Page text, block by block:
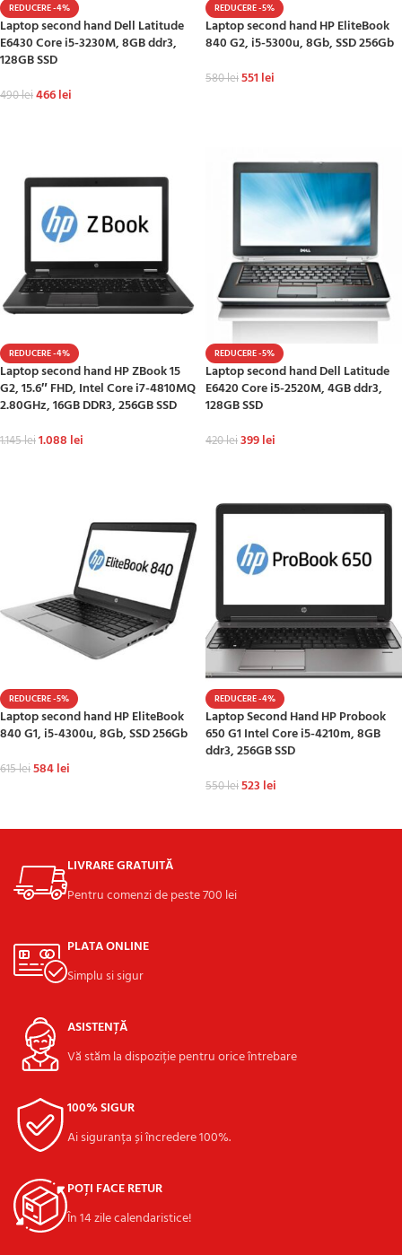
REDUCERE -4%
Laptop second hand Dell Latitude
E6430 Core i5-3230M, 8GB ddr3,
128GB SSD
490lei466lei
REDUCERE -5%
Laptop second hand HP EliteBook
840 G2, i5-5300u, 8Gb, SSD 256Gb
580lei551 lei
REDUCERE -4%
Laptop second hand HP ZBook 15
G2, 15.6″ FHD, Intel Core i7-4810MQ
2.80GHz, 16GB DDR3, 256GB SSD
1.145lei1.088 lei
REDUCERE -5%
Laptop second hand Dell Latitude
E6420 Core i5-2520M, 4GB ddr3,
128GB SSD
420lei399lei
REDUCERE -5%
Laptop second hand HP EliteBook
840 G1, i5-4300u, 8Gb, SSD 256Gb
615lei584lei
REDUCERE -4%
Laptop Second Hand HP Probook
650 G1 Intel Core i5-4210m, 8GB
ddr3, 256GB SSD
550lei523 lei
LIVRARE GRATUITĂ
Pentru comenzi de peste 700 lei
PLATA ONLINE
Simplu si sigur
ASISTENȚĂ
Vă stăm la dispoziție pentru orice întrebare
100% SIGUR
Ai siguranța și încredere 100%.
POȚI FACE RETUR
În 14 zile calendaristice!